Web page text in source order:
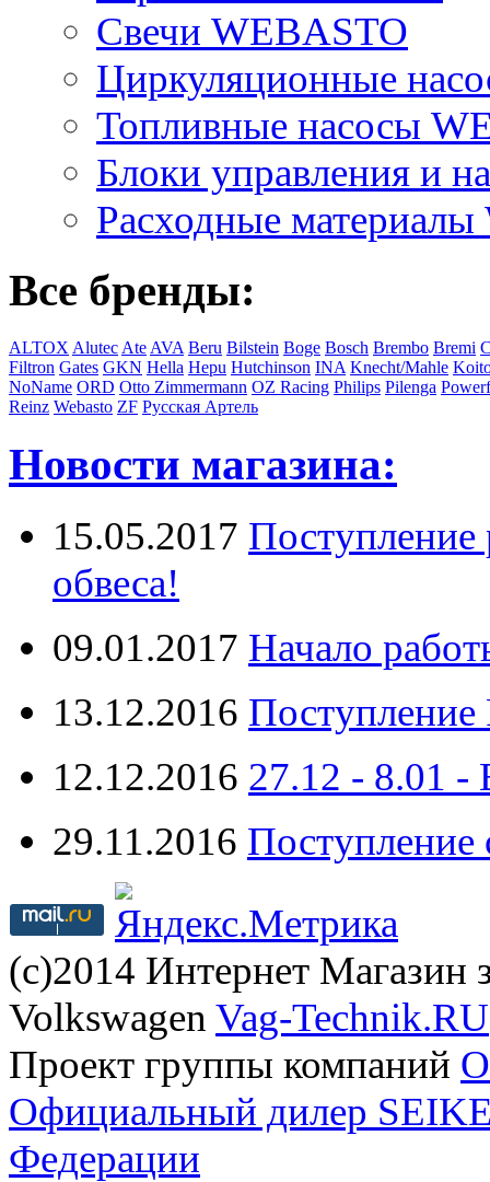
Свечи WEBASTO
Циркуляционные
Топливные насосы
Блоки управления и
Расходные
Все бренды:
ALTOX Alutec Ate AVA Beru Bilstein Boge Bosch Brembo Bremi
Filtron Gates GKN Hella Hepu Hutchinson INA Knecht/Mahle
NoName ORD Otto Zimmermann OZ Racing Philips Pilenga
Reinz Webasto ZF Русская Артель
Новости магазина:
15.05.2017 Поступление
обвеса!
09.01.2017 Начало
13.12.2016 Поступление
12.12.2016 27.12 -
29.11.2016 Поступление
(с)2014 Интернет Магазин
Volkswagen Vag-Technik.RU
Проект группы компаний
Официальный дилер
Федерации